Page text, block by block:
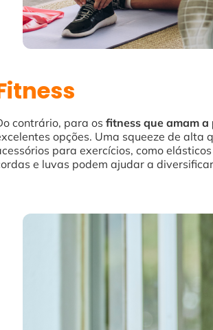
contrário, para os fitness que amam
opções. Uma squeeze de
para exercícios, como
e luvas podem ajudar a